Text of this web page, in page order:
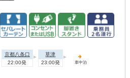
京都八条口
22:00発
草津
23:00発
車中泊